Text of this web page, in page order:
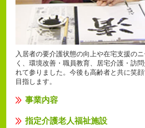
入居者の要介護状態の向上や在宅支援の
く、環境改善・職員教育、居宅介護・訪
れて参りました。今後も高齢者と共に笑
目指します。
事業内容
指定介護老人福祉施設